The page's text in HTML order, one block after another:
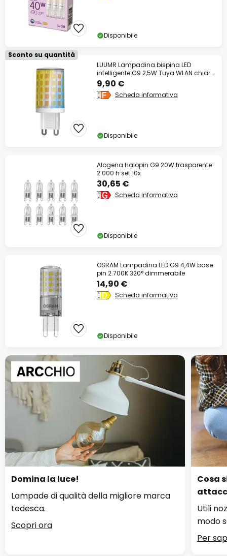
Disponibile
Sconto su quantità
LUUMR Lampadina bispina LED
intelligente G9 2,5W Tuya WLAN chiara
CCT
9,90 €
Scheda informativa
Disponibile
Alogena Halopin G9 20W trasparente
2.000 h set 10x
30,65 €
Scheda informativa
Disponibile
OSRAM Lampadina LED G9 4,4W base
pin 2.700K 320° dimmerabile
14,90 €
Scheda informativa
Disponibile
Domina la luce!
Lampade di qualità della migliore marca
tedesca.
Scopri ora
Cosa
Utili
modo
Per